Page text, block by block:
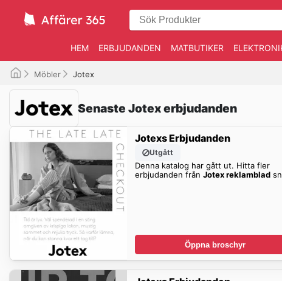
HEM ERBJUDANDEN MATBUTIKER
Möbler Jotex
Senaste Jotex erbjudanden
Jotexs Erbjudanden
Utgått
Denna katalog har gått ut. Hitta fler
erbjudanden från Jotex reklamblad
Öppna broschyr